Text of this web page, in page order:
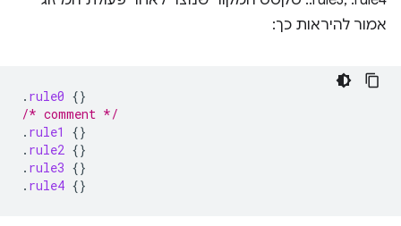
אמור להיראות כך:
. rule0 {}
/* comment */
. rule1
{}
. rule2 {}
. rule3 {}
. rule4 {}